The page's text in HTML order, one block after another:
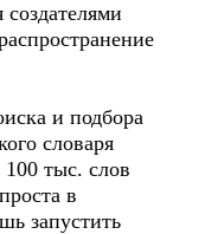
и подбора
словаря
тыс. слов
в
запустить